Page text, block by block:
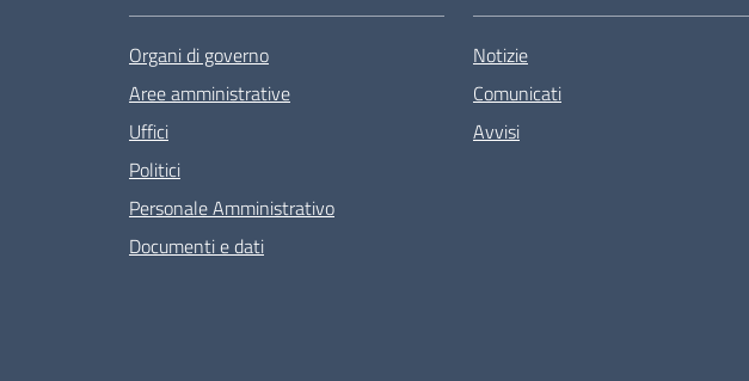
Organi di governo
Aree amministrative
Uffici
Politici
Personale Amministrativo
Documenti e dati
Notizie
Comunicati
Avvisi